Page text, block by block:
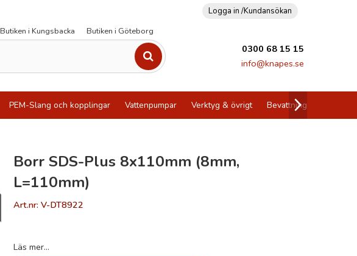
Logga in /Kundansökan
Butiken i Kungsbacka Butiken i Göteborg
0300 68 15 15
info@knapes.se
PEM-Slang och kopplingar Vattenpumpar Verktyg & övrigt Bevattning
Borr SDS-Plus 8x110mm (8mm,
L=110mm)
Art.nr: V-DT8922
Läs mer...